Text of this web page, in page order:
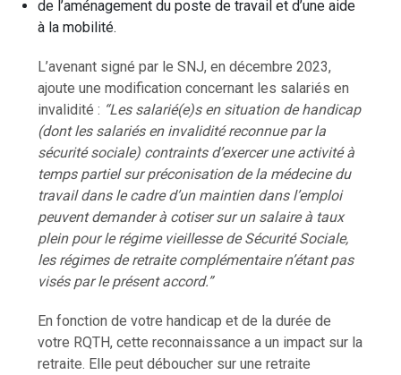
de l’aménagement du poste de travail et d’une aide
à la mobilité.
L’avenant signé par le SNJ, en décembre 2023,
ajoute une modification concernant les salariés en
invalidité : “Les salarié(e)s en situation de handicap
(dont les salariés en invalidité reconnue par la
sécurité sociale) contraints d’exercer une activité à
temps partiel sur préconisation de la médecine du
travail dans le cadre d’un maintien dans l’emploi
peuvent demander à cotiser sur un salaire à taux
plein pour le régime vieillesse de Sécurité Sociale,
les régimes de retraite complémentaire n’étant pas
visés par le présent accord.”
En fonction de votre handicap et de la durée de
votre RQTH, cette reconnaissance a un impact sur la
retraite. Elle peut déboucher sur une retraite